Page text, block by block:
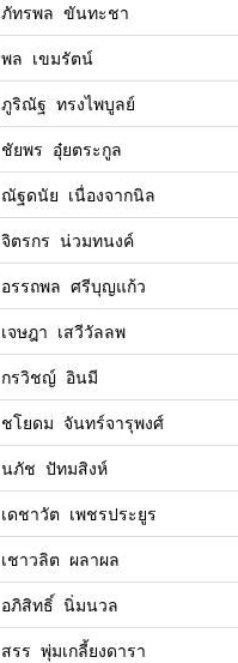
ภัทรพล ขันทะชา
พล เขมรัตน์
ภูริณัฐ ทรงไพบูลย์
ชัยพร อุ๋ยตระกูล
ณัฐดนัย เนื่องจากนิล
จิตรกร น่วมทนงค์
อรรถพล ศรีบุญแก้ว
เจษฎา เสวีวัลลพ
กรวิชญ์ อินมี
ชโยดม จันทร์จารุพงศ์
นภัช ปัทมสิงห์
เดชาวัต เพชรประยูร
เชาวลิต ผลาผล
อภิสิทธิ์ นิ่มนวล
สรร พุ่มเกลี้ยงดารา